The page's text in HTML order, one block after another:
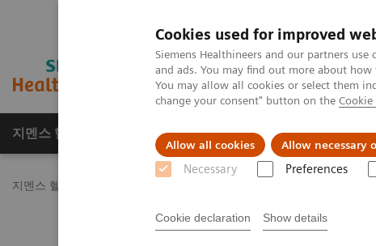
Cookies used for improved
Siemens Healthineers and our partners
and ads. You may find out more about
You may allow all cookies or select them
change your consent" button on the Cookie
Allow all cookies Allow necessary
Necessary Preferences
Cookie declaration Show details
지멘스 헬시니어스(주) 채용 주요 제품 및
지멘스 헬시니어스(주)